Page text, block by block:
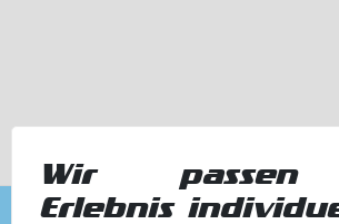
Wir passen
Erlebnis